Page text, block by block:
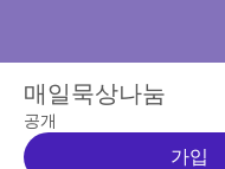
매일묵상나눔
공개
가입